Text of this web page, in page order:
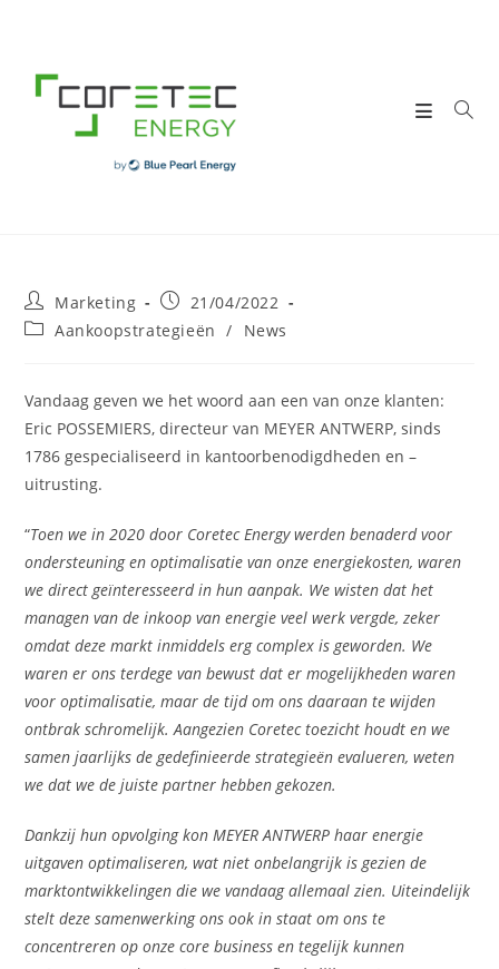
content
Post
author:
Marketing
Post
published:
21/04/2022
PostAankoopstrategieën / News
Vandaag geven we het woord aan een van onze klanten:
Eric POSSEMIERS, directeur van MEYER ANTWERP, sinds
1786 gespecialiseerd in kantoorbenodigdheden en –
uitrusting.
“Toen we in 2020 door Coretec Energy werden benaderd voor
ondersteuning en optimalisatie van onze energiekosten, waren
we direct geïnteresseerd in hun aanpak. We wisten dat het
managen van de inkoop van energie veel werk vergde, zeker
omdat deze markt inmiddels erg complex is geworden. We
waren er ons terdege van bewust dat er mogelijkheden waren
voor optimalisatie, maar de tijd om ons daaraan te wijden
ontbrak schromelijk. Aangezien Coretec toezicht houdt en we
samen jaarlijks de gedefinieerde strategieën evalueren, weten
we dat we de juiste partner hebben gekozen.
Dankzij hun opvolging kon MEYER ANTWERP haar energie
uitgaven optimaliseren, wat niet onbelangrijk is gezien de
marktontwikkelingen die we vandaag allemaal zien. Uiteindelijk
stelt deze samenwerking ons ook in staat om ons te
concentreren op onze core business en tegelijk kunnen